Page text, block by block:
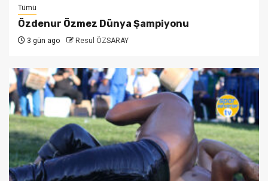
Tümü
Özdenur Özmez Dünya Şampiyonu
3 gün ago Resul ÖZSARAY